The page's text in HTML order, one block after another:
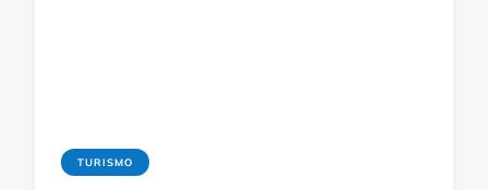
TURISMO